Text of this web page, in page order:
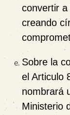
convertir a
creando
Sobre la
el Articulo
nombrará
Ministerio